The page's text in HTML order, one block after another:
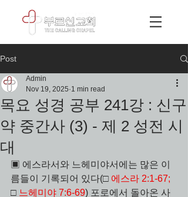
Post
목요 성경 공부 241강 : 신구
약 중간사 (3) - 제 2 성전 시
대
Admin
Nov 19, 2025 1 min read
▣ 에스라서와 느헤미야서에는 많은 이
름들이 기록되어 있다(□ 에스라 2:1-67;
□ 느헤미야 7:6-69) 포로에서 돌아온 사